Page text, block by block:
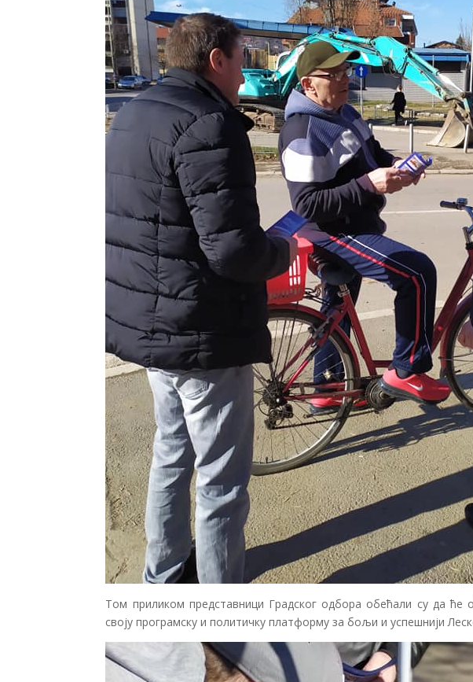
Том приликом представници Градског одбора обећали су да ће
своју програмску и политичку платформу за бољи и успешнији